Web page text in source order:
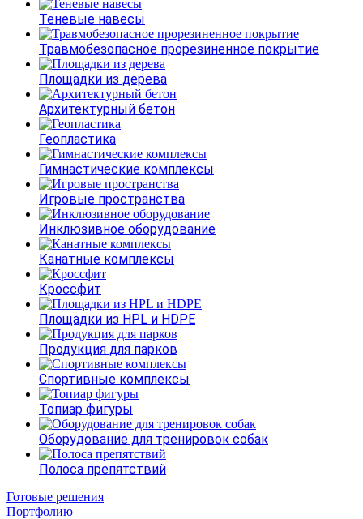
Теневые навесы
Травмобезопасное прорезиненное покрытие
Площадки из дерева
Архитектурный бетон
Геопластика
Гимнастические комплексы
Игровые пространства
Инклюзивное оборудование
Канатные комплексы
Кроссфит
Площадки из HPL и HDPE
Продукция для парков
Спортивные комплексы
Топиар фигуры
Оборудование для тренировок собак
Полоса препятствий
Готовые решения
Портфолию